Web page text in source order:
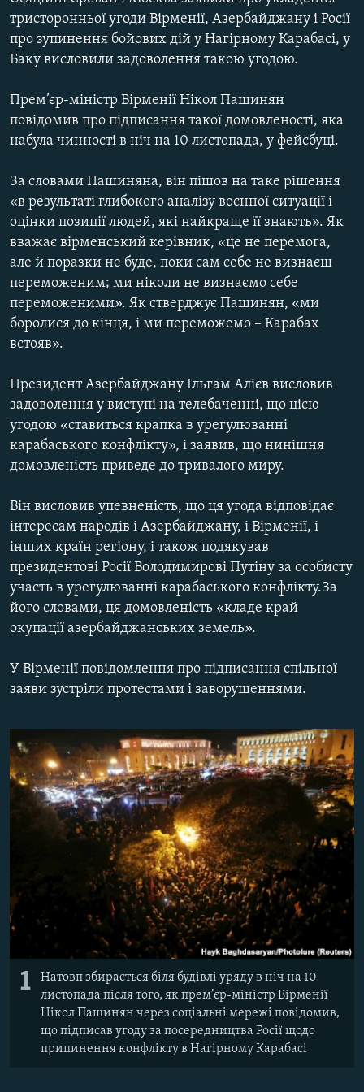
КИТАЙ.ВИКЛИКИ
МУЛЬТИМЕДІА
СПЕЦПРОЄКТИ
ПОДКАСТИ
КРИМ РЕАЛІЇ
РУС
УКР
КТАТ
ДОЛУЧАЙСЯ!
Усі сайти RFE/RL
тристоронньої угоди Вірменії, Азербайджану і Росії
про зупинення бойових дій у Нагірному Карабасі, у
Баку висловили задоволення такою угодою.
Прем’єр-міністр Вірменії Нікол Пашинян
повідомив про підписання такої домовленості, яка
набула чинності в ніч на 10 листопада, у фейсбуці.
За словами Пашиняна, він пішов на таке рішення
«в результаті глибокого аналізу воєнної ситуації і
оцінки позиції людей, які найкраще її знають». Як
вважає вірменський керівник, «це не перемога,
але й поразки не буде, поки сам себе не визнаєш
переможеним; ми ніколи не визнаємо себе
переможеними». Як стверджує Пашинян, «ми
боролися до кінця, і ми переможемо – Карабах
встояв».
Президент Азербайджану Ільгам Алієв висловив
задоволення у виступі на телебаченні, що цією
угодою «ставиться крапка в урегулюванні
карабаського конфлікту», і заявив, що нинішня
домовленість приведе до тривалого миру.
Він висловив упевненість, що ця угода відповідає
інтересам народів і Азербайджану, і Вірменії, і
інших країн регіону, і також подякував
президентові Росії Володимирові Путіну за особисту
участь в урегулюванні карабаського конфлікту.За
його словами, ця домовленість «кладе край
окупації азербайджанських земель».
У Вірменії повідомлення про підписання спільної
заяви зустріли протестами і заворушеннями.
1
Натовп збирається біля будівлі уряду в ніч на 10
листопада після того, як прем’єр-міністр Вірменії
Нікол Пашинян через соціальні мережі повідомив,
що підписав угоду за посередництва Росії щодо
припинення конфлікту в Нагірному Карабасі